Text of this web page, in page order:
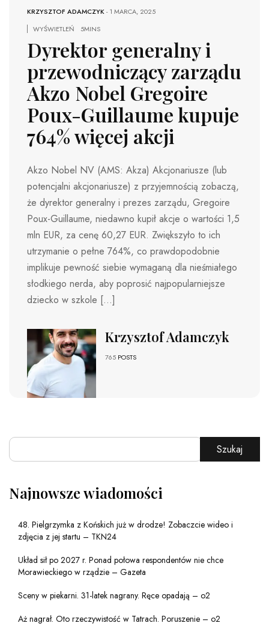
KRZYSZTOF ADAMCZYK-1 MARCA, 2025
WYŚWIETLEŃ
5MINS
Dyrektor generalny i
przewodniczący zarządu
Akzo Nobel Gregoire
Poux-Guillaume kupuje
764% więcej akcji
Akzo Nobel NV (AMS: Akza) Akcjonariusze (lub
potencjalni akcjonariusze) z przyjemnością zobaczą,
że dyrektor generalny i prezes zarządu, Gregoire
Poux-Guillaume, niedawno kupił akcje o wartości 1,5
mln EUR, za cenę 60,27 EUR. Zwiększyło to ich
utrzymanie o pełne 764%, co prawdopodobnie
implikuje pewność siebie wymaganą dla nieśmiałego
słodkiego nerda, aby poprosić najpopularniejsze
dziecko w szkole […]
Krzysztof Adamczyk
765 POSTS
Szukaj
Najnowsze wiadomości
48. Pielgrzymka z Końskich już w drodze! Zobaczcie wideo i
zdjęcia z jej startu – TKN24
Układ sił po 2027 r. Ponad połowa respondentów nie chce
Morawieckiego w rządzie – Gazeta
Sceny w piekarni. 31-latek nagrany. Ręce opadają – o2
Aż nagrał. Oto rzeczywistość w Tatrach. Poruszenie – o2